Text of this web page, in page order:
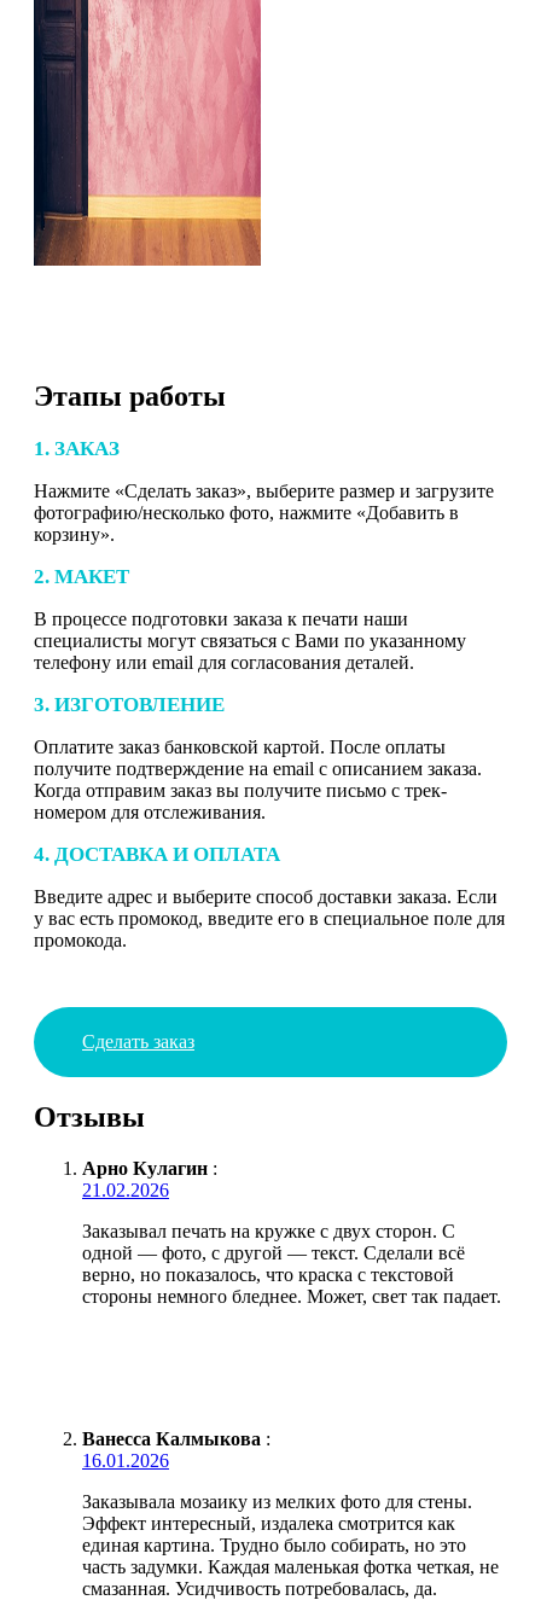
Этапы работы
1. ЗАКАЗ
Нажмите «Сделать заказ», выберите размер и загрузите
фотографию/несколько фото, нажмите «Добавить в
корзину».
2. МАКЕТ
В процессе подготовки заказа к печати наши
специалисты могут связаться с Вами по указанному
телефону или email для согласования деталей.
3. ИЗГОТОВЛЕНИЕ
Оплатите заказ банковской картой. После оплаты
получите подтверждение на email с описанием заказа.
Когда отправим заказ вы получите письмо с трек-
номером для отслеживания.
4. ДОСТАВКА И ОПЛАТА
Введите адрес и выберите способ доставки заказа. Если
у вас есть промокод, введите его в специальное поле для
промокода.
Сделать заказ
Отзывы
Арно Кулагин :
21.02.2026
Заказывал печать на кружке с двух сторон. С
одной — фото, с другой — текст. Сделали всё
верно, но показалось, что краска с текстовой
стороны немного бледнее. Может, свет так падает.
Ванесса Калмыкова :
16.01.2026
Заказывала мозаику из мелких фото для стены.
Эффект интересный, издалека смотрится как
единая картина. Трудно было собирать, но это
часть задумки. Каждая маленькая фотка четкая, не
смазанная. Усидчивость потребовалась, да.